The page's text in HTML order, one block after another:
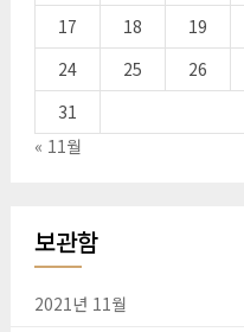
17
18 19
24
25 26
31
« 11월
보관함
2021년 11월